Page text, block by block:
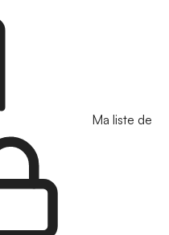
Ma liste de